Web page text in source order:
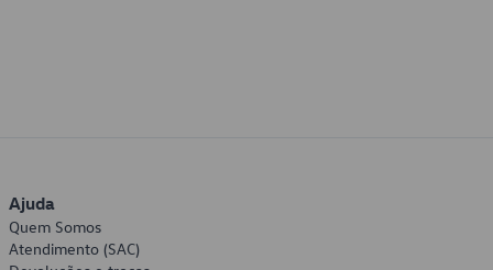
Ajuda
Quem Somos
Atendimento (SAC)